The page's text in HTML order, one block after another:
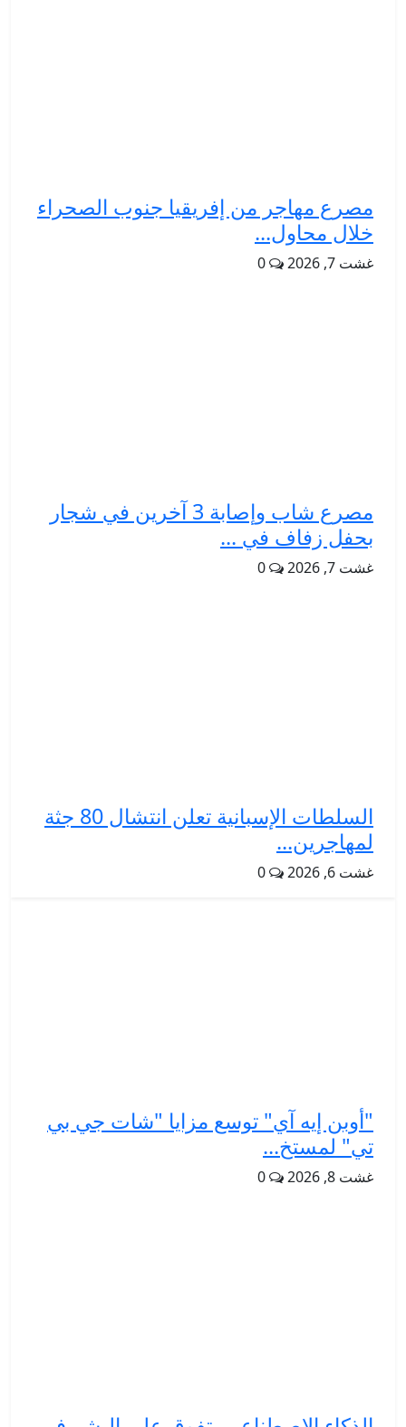
مصرع مهاجر من إفريقيا جنوب الصحراء
خلال محاول...
غشت 7, 2026 0
مصرع شاب وإصابة 3 آخرين في شجار
بحفل زفاف في ...
غشت 7, 2026 0
السلطات الإسبانية تعلن انتشال 80 جثة
لمهاجرين...
غشت 6, 2026 0
"أوبن إيه آي" توسع مزايا "شات جي بي
تي" لمستخ...
غشت 8, 2026 0